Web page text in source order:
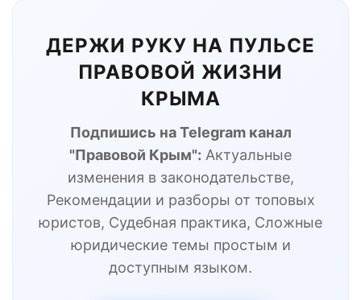
ДЕРЖИ РУКУ НА ПУЛЬСЕ
ПРАВОВОЙ ЖИЗНИ
КРЫМА
Подпишись на Telegram канал
"Правовой Крым": Актуальные
изменения в законодательстве,
Рекомендации и разборы от топовых
юристов, Судебная практика, Сложные
юридические темы простым и
доступным языком.